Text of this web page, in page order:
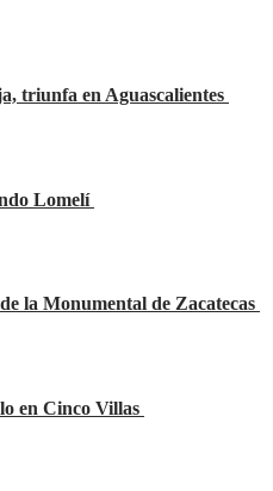
triunfa en Aguascalientes
Lomelí
la Monumental de Zacatecas
en Cinco Villas